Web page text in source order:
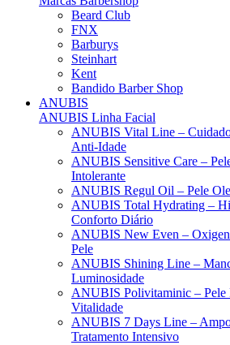
Beard Club
FNX
Barburys
Steinhart
Kent
Bandido Barber Shop
ANUBIS
ANUBIS Linha Facial
ANUBIS Vital Line –
Anti-Idade
ANUBIS Sensitive Care –
Intolerante
ANUBIS Regul Oil – Pele
ANUBIS Total Hydrating –
Conforto Diário
ANUBIS New Even –
Pele
ANUBIS Shining Line –
Luminosidade
ANUBIS Polivitaminic – Pele
Vitalidade
ANUBIS 7 Days Line –
Tratamento Intensivo